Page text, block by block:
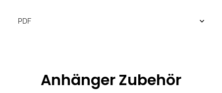
PDF
Anhänger Zubehör